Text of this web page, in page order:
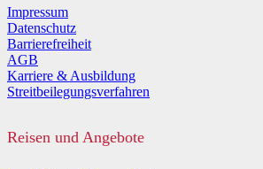
Impressum
Datenschutz
Barrierefreiheit
AGB
Karriere & Ausbildung
Streitbeilegungsverfahren
Reisen und Angebote